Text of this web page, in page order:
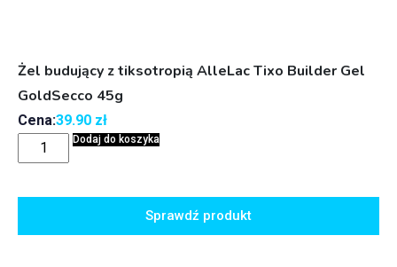
Żel budujący z tiksotropią AlleLac Tixo Builder Gel
GoldSecco 45g
Cena:39.90 zł
Dodaj do koszyka
Sprawdź produkt